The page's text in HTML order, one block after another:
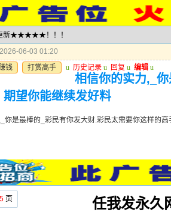
新★★★★★！！！
06-03 01:20
钱
打赏高手 u 历史记录 u 回复 u 编辑 u
相信你的实力,_
期望你能继续发好料
你是最棒的_彩民有你发大财.彩民太需要你这样的
5 页 任我发永久